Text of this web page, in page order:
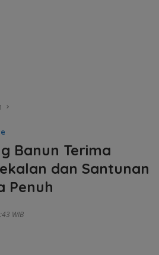
Banun Terima
dan Santunan
Penuh
WIB